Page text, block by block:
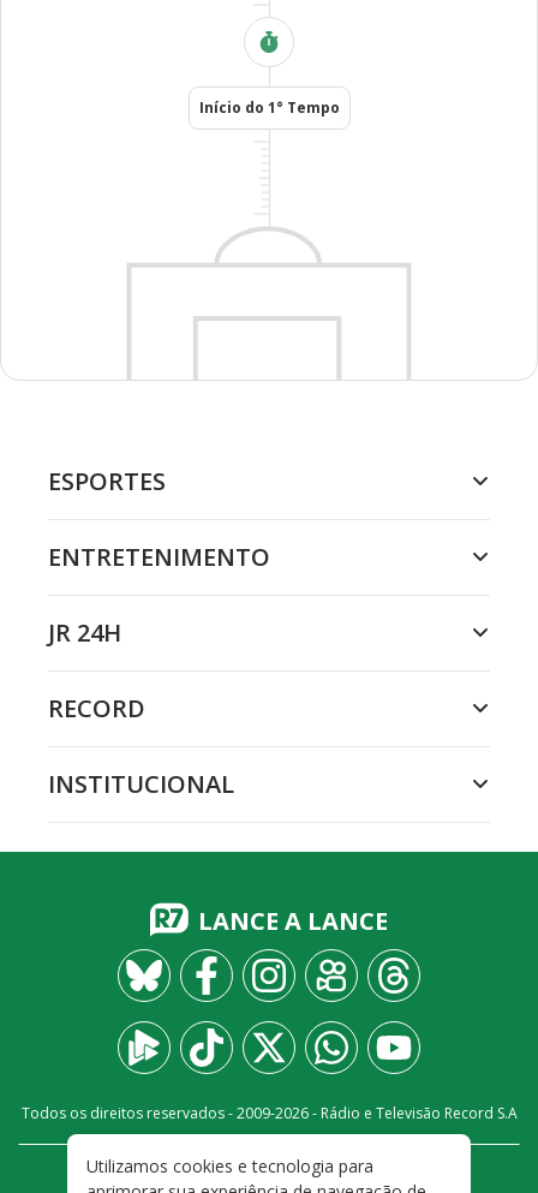
Início do 1° Tempo
ESPORTES
ENTRETENIMENTO
JR 24H
RECORD
INSTITUCIONAL
LANCE A LANCE
Todos os direitos reservados - 2009-2026- Rádio e Televisão Record S.A
FALE CONOSCO PRIVACIDADE
Utilizamos cookies e tecnologia para